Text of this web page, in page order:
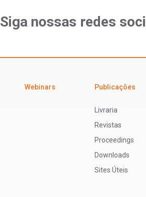
Siga nossas redes
Webinars Publicações
Livraria
Revistas
Proceedings
Downloads
Sites Úteis